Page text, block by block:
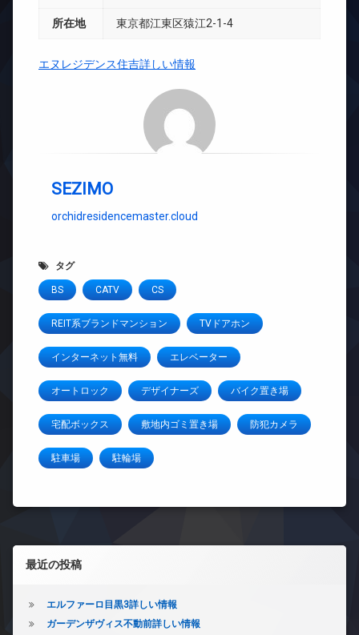
所在地 東京都江東区猿江2-1-4
エヌレジデンス住吉詳しい情報
SEZIMO
orchidresidencemaster.cloud
タグ
BS CATV CS
REIT系ブランドマンション TVドアホン
インターネット無料 エレベーター
オートロック デザイナーズ バイク置き場
宅配ボックス 敷地内ゴミ置き場 防犯カメラ
駐車場 駐輪場
左サイドバー
最近の投稿
エルファーロ目黒3詳しい情報
ガーデンザヴィス不動前詳しい情報